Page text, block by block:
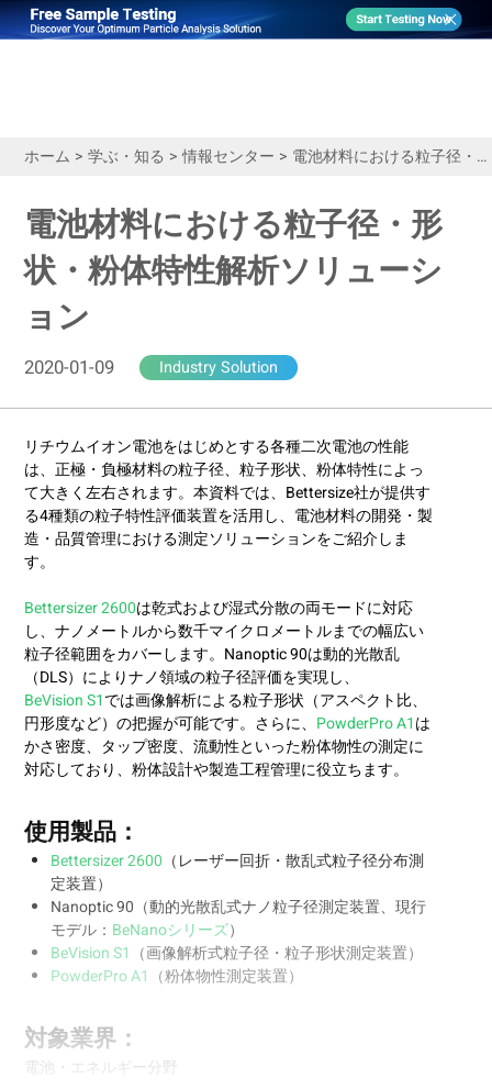
ホーム > 学ぶ・知る >情報センター > 電池材料における粒子径・形状・粉体特性解析ソリューション
電池材料における粒子径・形
状・粉体特性解析ソリューシ
ョン
2020-01-09 Industry Solution
リチウムイオン電池をはじめとする各種二次電池の性能
は、正極・負極材料の粒子径、粒子形状、粉体特性によっ
て大きく左右されます。本資料では、Bettersize社が提供す
る4種類の粒子特性評価装置を活用し、電池材料の開発・製
造・品質管理における測定ソリューションをご紹介しま
す。
Bettersizer 2600は乾式および湿式分散の両モードに対応
し、ナノメートルから数千マイクロメートルまでの幅広い
粒子径範囲をカバーします。Nanoptic 90は動的光散乱
（DLS）によりナノ領域の粒子径評価を実現し、
BeVision S1では画像解析による粒子形状（アスペクト比、
円形度など）の把握が可能です。さらに、 PowderPro A1は
かさ密度、タップ密度、流動性といった粉体物性の測定に
対応しており、粉体設計や製造工程管理に役立ちます。
使用製品：
Bettersizer 2600 （レーザー回折・散乱式粒子径分布測
定装置）
Nanoptic 90（動的光散乱式ナノ粒子径測定装置、現行
モデル： BeNanoシリーズ）
BeVision S1 （画像解析式粒子径・粒子形状測定装置）
PowderPro A1 （粉体物性測定装置）
対象業界：
電池・エネルギー分野